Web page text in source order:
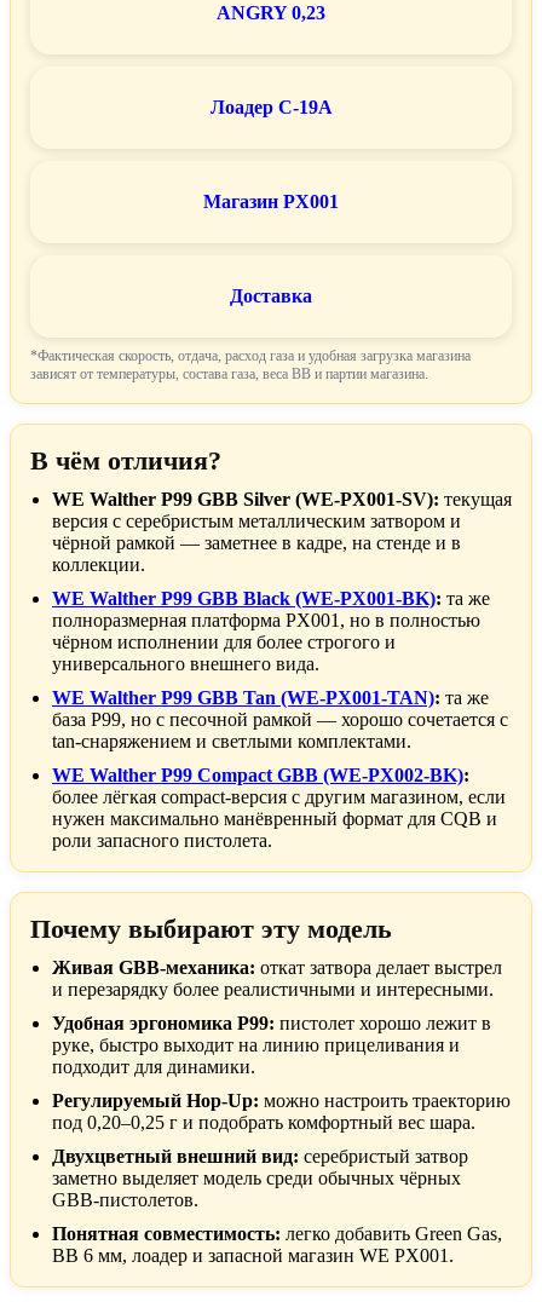
ANGRY 0,23
Лоадер C-19A
Магазин PX001
Доставка
*Фактическая скорость, отдача, расход газа и удобная загрузка магазина
зависят от температуры, состава газа, веса BB и партии магазина.
В чём отличия?
WE Walther P99 GBB Silver (WE-PX001-SV): текущая
версия с серебристым металлическим затвором и
чёрной рамкой — заметнее в кадре, на стенде и в
коллекции.
WE Walther P99 GBB Black (WE-PX001-BK): та же
полноразмерная платформа PX001, но в полностью
чёрном исполнении для более строгого и
универсального внешнего вида.
WE Walther P99 GBB Tan (WE-PX001-TAN): та же
база P99, но с песочной рамкой — хорошо сочетается с
tan-снаряжением и светлыми комплектами.
WE Walther P99 Compact GBB (WE-PX002-BK):
более лёгкая compact-версия с другим магазином, если
нужен максимально манёвренный формат для CQB и
роли запасного пистолета.
Почему выбирают эту модель
Живая GBB-механика: откат затвора делает выстрел
и перезарядку более реалистичными и интересными.
Удобная эргономика P99: пистолет хорошо лежит в
руке, быстро выходит на линию прицеливания и
подходит для динамики.
Регулируемый Hop-Up: можно настроить траекторию
под 0,20–0,25 г и подобрать комфортный вес шара.
Двухцветный внешний вид: серебристый затвор
заметно выделяет модель среди обычных чёрных
GBB-пистолетов.
Понятная совместимость: легко добавить Green Gas,
BB 6 мм, лоадер и запасной магазин WE PX001.